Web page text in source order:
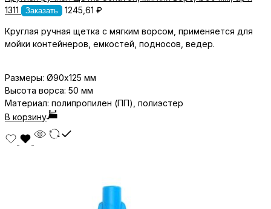
1311
Заказать 1245,61 ₽
Круглая ручная щетка с мягким ворсом, применяется для
мойки контейнеров, емкостей, подносов, ведер.
Размеры: Ø90х125 мм
Высота ворса: 50 мм
Материал: полипропилен (ПП), полиэстер
В корзину